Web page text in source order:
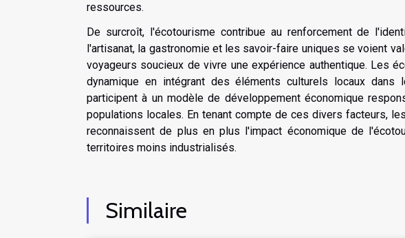
ressources.
De surcroît, l'écotourisme contribue au renforcement de
l'artisanat, la gastronomie et les savoir-faire uniques se voient
voyageurs soucieux de vivre une expérience authentique. Les
dynamique en intégrant des éléments culturels locaux
participent à un modèle de développement économique
populations locales. En tenant compte de ces divers facteurs,
reconnaissent de plus en plus l'impact économique de
territoires moins industrialisés.
Similaire